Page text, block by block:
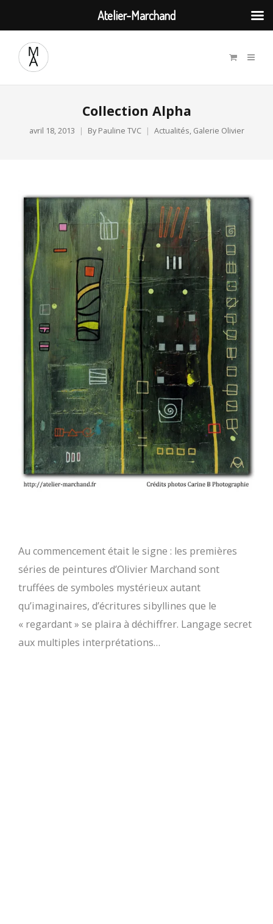
Collection Alpha
avril 18, 2013 By Pauline TVC Actualités, Galerie Olivier
Au commencement était le signe : les premières
séries de peintures d’Olivier Marchand sont
truffées de symboles mystérieux autant
qu’imaginaires, d’écritures sibyllines que le
« regardant » se plaira à déchiffrer. Langage secret
aux multiples interprétations…
Atelier-Marchand